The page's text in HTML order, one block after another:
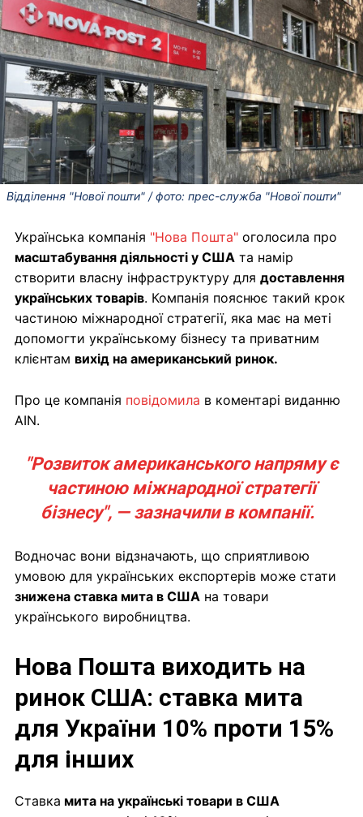
Відділення "Нової пошти" / фото: прес-служба "Нової пошти"
Українська компанія "Нова Пошта" оголосила про
масштабування діяльності у США та намір
створити власну інфраструктуру для доставлення
українських товарів. Компанія пояснює такий крок
частиною міжнародної стратегії, яка має на меті
допомогти українському бізнесу та приватним
клієнтам вихід на американський ринок.
Про це компанія повідомила в коментарі виданню
AIN.
"Розвиток американського напряму є
частиною міжнародної стратегії
бізнесу", — зазначили в компанії.
Водночас вони відзначають, що сприятливою
умовою для українських експортерів може стати
знижена ставка мита в США на товари
українського виробництва.
Нова Пошта виходить на
ринок США: ставка мита
для України 10% проти 15%
для інших
Ставка мита на українські товари в США